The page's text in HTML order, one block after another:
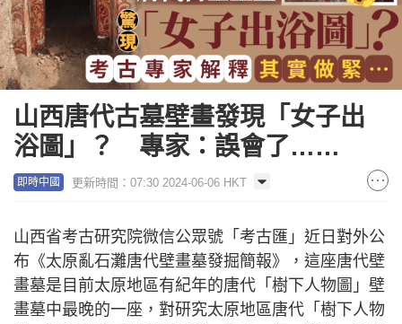
山西唐代古墓壁畫發現「女子出
浴圖」？ 專家：誤會了……
即時中國 更新時間：07:30 2024-06-06 HKT
山西省考古研究院微信公眾號「考古匯」近日對外公
布《太原亂石灘唐代壁畫墓發掘簡報》，這座唐代壁
畫墓是目前太原地區有紀年的唐代「樹下人物圖」壁
畫墓中最晚的一座，對研究太原地區唐代「樹下人物